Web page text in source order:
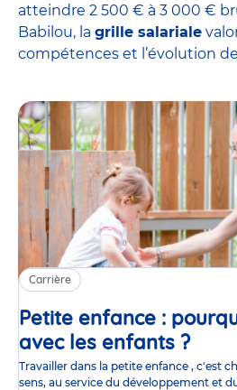
atteindre 2 500 € à 3 000 €
Babilou, la grille salariale
compétences et l’évolution
Carrière
Petite enfance :
avec les enfants ?Article
Travailler dans la petite enfance , c'est
sens, au service du développement et